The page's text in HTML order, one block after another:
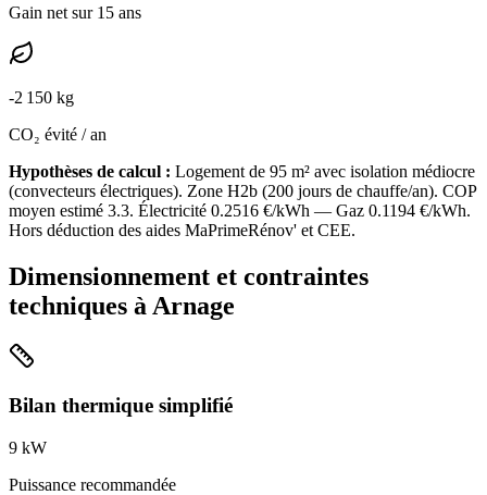
Gain net sur 15 ans
-2 150 kg
CO₂ évité / an
Hypothèses de calcul : Logement de 95 m² avec isolation médiocre
(convecteurs électriques). Zone H2b (200 jours de chauffe/an). COP
moyen estimé 3.3. Électricité 0.2516 €/kWh — Gaz 0.1194 €/kWh.
Hors déduction des aides MaPrimeRénov' et CEE.
Dimensionnement et contraintes
techniques à Arnage
Bilan thermique simplifié
9 kW
Puissance recommandée